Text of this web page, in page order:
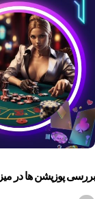
بررسی پوزیشن‌ ها در